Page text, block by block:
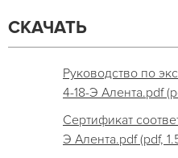
СКАЧАТЬ
Руководство по
4-18-Э Алента.pdf
Сертификат
Э Алента.pdf (pdf,